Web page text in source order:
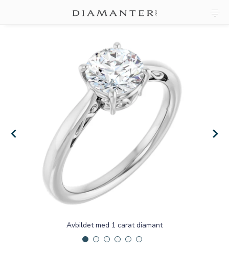
×
×
Avbildet med 1 carat diamant